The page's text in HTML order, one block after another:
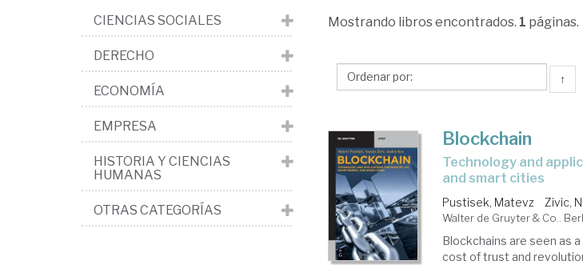
Kos,
Mostrando libros encontrados. 1 páginas.
↑
Blockchain
technology and applications for industry 4.0, smart energy,
and smart cities
Pustisek, Matevz Zivic,
Walter de Gruyter & Co..
Blockchains are seen as
cost of trust and
CIENCIAS SOCIALES
DERECHO
ECONOMÍA
EMPRESA
HISTORIA Y CIENCIAS
HUMANAS
OTRAS CATEGORÍAS